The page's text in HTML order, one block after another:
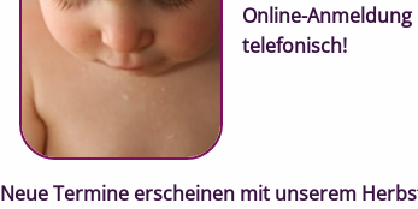
Online-
telefonisch!
Neue Termine erscheinen mit unserem